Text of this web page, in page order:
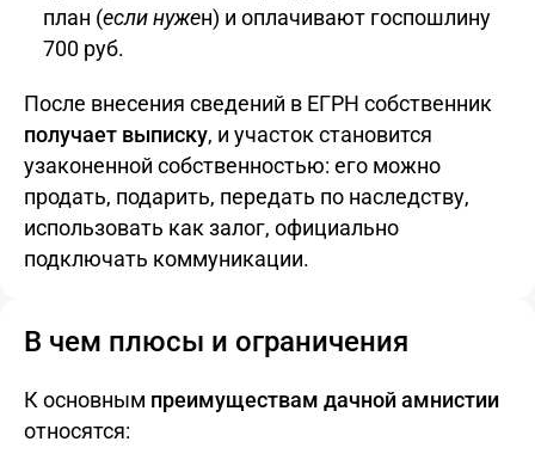
план (если нужен) и оплачивают госпошлину
700 руб.
После внесения сведений в ЕГРН собственник
получает выписку, и участок становится
узаконенной собственностью: его можно
продать, подарить, передать по наследству,
использовать как залог, официально
подключать коммуникации.
В чем плюсы и ограничения
К основным преимуществам дачной амнистии
относятся: